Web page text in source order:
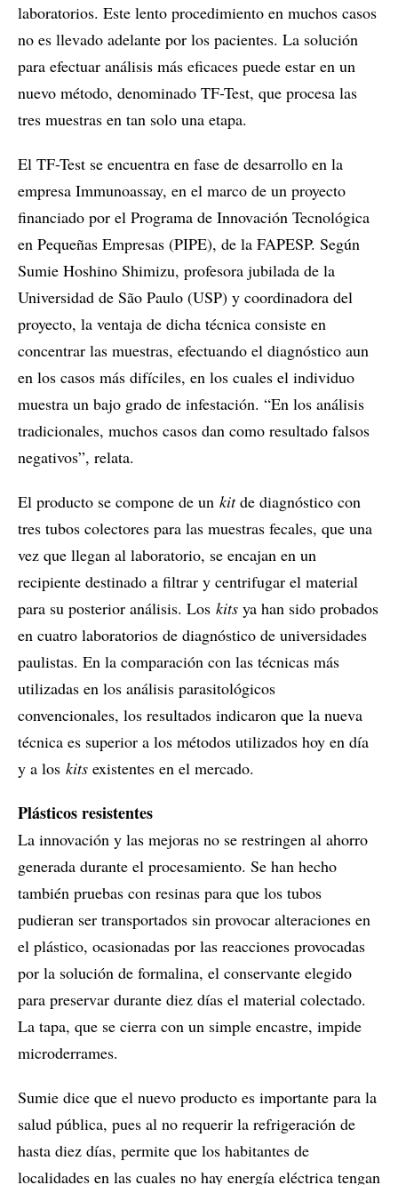
laboratorios. Este lento procedimiento en muchos casos
no es llevado adelante por los pacientes. La solución
para efectuar análisis más eficaces puede estar en un
nuevo método, denominado TF-Test, que procesa las
tres muestras en tan solo una etapa.
El TF-Test se encuentra en fase de desarrollo en la
empresa Immunoassay, en el marco de un proyecto
financiado por el Programa de Innovación Tecnológica
en Pequeñas Empresas (PIPE), de la FAPESP. Según
Sumie Hoshino Shimizu, profesora jubilada de la
Universidad de São Paulo (USP) y coordinadora del
proyecto, la ventaja de dicha técnica consiste en
concentrar las muestras, efectuando el diagnóstico aun
en los casos más difíciles, en los cuales el individuo
muestra un bajo grado de infestación. “En los análisis
tradicionales, muchos casos dan como resultado falsos
negativos”, relata.
El producto se compone de un kitde diagnóstico con
tres tubos colectores para las muestras fecales, que una
vez que llegan al laboratorio, se encajan en un
recipiente destinado a filtrar y centrifugar el material
para su posterior análisis. Los kits ya han sido probados
en cuatro laboratorios de diagnóstico de universidades
paulistas. En la comparación con las técnicas más
utilizadas en los análisis parasitológicos
convencionales, los resultados indicaron que la nueva
técnica es superior a los métodos utilizados hoy en día
y a los kits existentes en el mercado.
Plásticos resistentes
La innovación y las mejoras no se restringen al ahorro
generada durante el procesamiento. Se han hecho
también pruebas con resinas para que los tubos
pudieran ser transportados sin provocar alteraciones en
el plástico, ocasionadas por las reacciones provocadas
por la solución de formalina, el conservante elegido
para preservar durante diez días el material colectado.
La tapa, que se cierra con un simple encastre, impide
microderrames.
Sumie dice que el nuevo producto es importante para la
salud pública, pues al no requerir la refrigeración de
hasta diez días, permite que los habitantes de
localidades en las cuales no hay energía eléctrica tengan